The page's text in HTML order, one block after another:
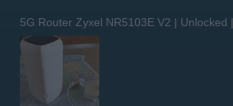
5G Router Zyxel NR5103E V2 | Unlocked